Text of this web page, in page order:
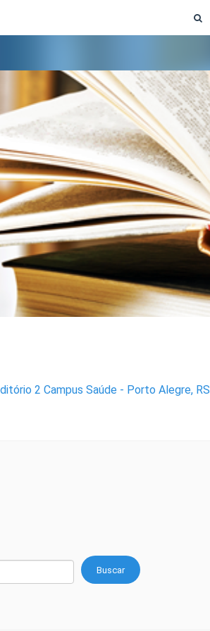
2 Campus Saúde - Porto Alegre, RS
Buscar